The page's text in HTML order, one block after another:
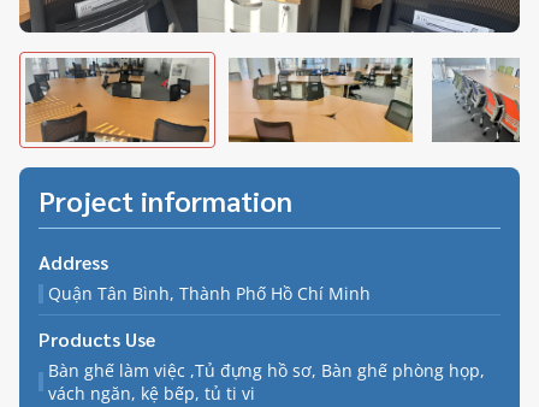
Project information
Address
Quận Tân Bình, Thành Phố Hồ Chí Minh
Products Use
Bàn ghế làm việc ,Tủ đựng hồ sơ, Bàn ghế phòng họp,
vách ngăn, kệ bếp, tủ ti vi